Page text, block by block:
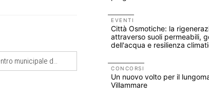
Cesar Pelli + Faure, Malamud, Riveira: Centro municipale del Distretto Sud-Ovest (Rosario, Argentina)
futuro di Lariofiere,
EVENTI
Città Osmotiche: la
attraverso suoli permeabili,
dell'acqua e resilienza
CONCORSI
Un nuovo volto per il
Villammare